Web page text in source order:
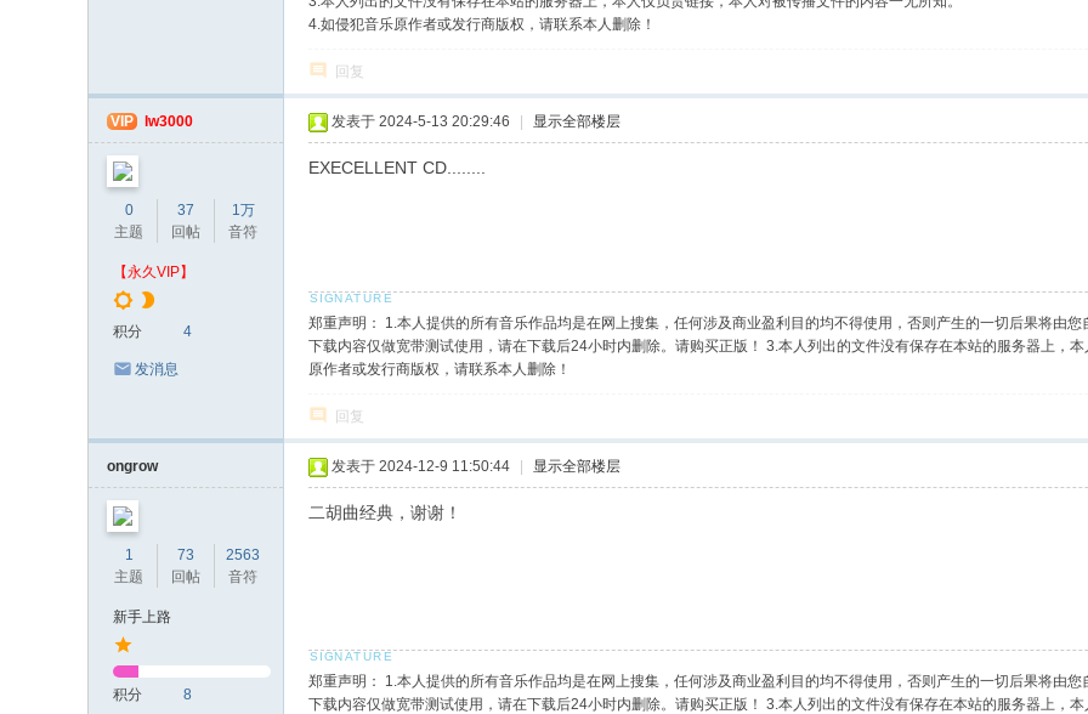
4.如侵犯音乐原作者或发行商版权，请联系本人删除！
回复
VIP lw3000
0
主题
37
回帖
1万
音符
【永久VIP】
积分 4
发消息
发表于 2024-5-13 20:29:46 显示全部楼层
EXECELLENT CD........
郑重声明： 1.本人提供的所有音乐作品均是在网上搜集，任何涉及商业盈利目的均不得使用，否则产生的一切后果将由
下载内容仅做宽带测试使用，请在下载后24小时内删除。请购买正版！ 3.本人列出的文件没有保存在本站的服务器上，
原作者或发行商版权，请联系本人删除！
回复
ongrow
1
主题
73
回帖
2563
音符
新手上路
积分 8
发表于 2024-12-9 11:50:44 显示全部楼层
二胡曲经典，谢谢！
郑重声明： 1.本人提供的所有音乐作品均是在网上搜集，任何涉及商业盈利目的均不得使用，否则产生的一切后果将由
下载内容仅做宽带测试使用，请在下载后24小时内删除。请购买正版！ 3.本人列出的文件没有保存在本站的服务器上，